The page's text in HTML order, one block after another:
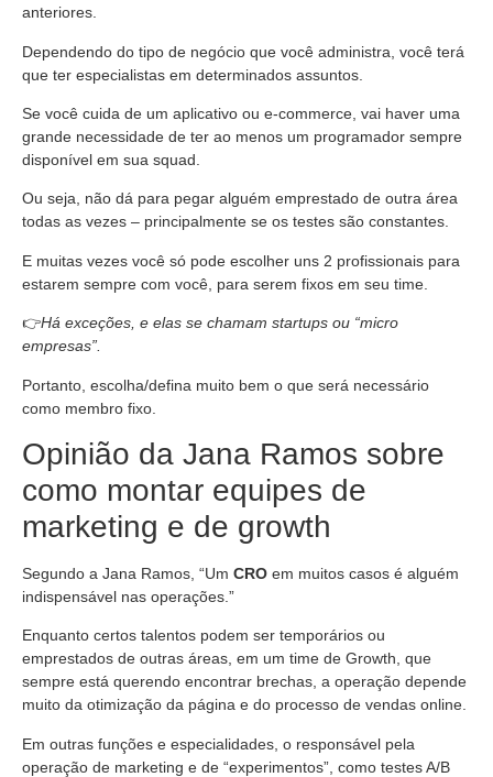
anteriores.
Dependendo do tipo de negócio que você administra, você terá
que ter especialistas em determinados assuntos.
Se você cuida de um aplicativo ou e-commerce, vai haver uma
grande necessidade de ter ao menos um programador sempre
disponível em sua squad.
Ou seja, não dá para pegar alguém emprestado de outra área
todas as vezes – principalmente se os testes são constantes.
E muitas vezes você só pode escolher uns 2 profissionais para
estarem sempre com você, para serem fixos em seu time.
👉Há exceções, e elas se chamam startups ou “micro
empresas”.
Portanto, escolha/defina muito bem o que será necessário
como membro fixo.
Opinião da Jana Ramos sobre
como montar equipes de
marketing e de growth
Segundo a Jana Ramos, “Um CRO em muitos casos é alguém
indispensável nas operações.”
Enquanto certos talentos podem ser temporários ou
emprestados de outras áreas, em um time de Growth, que
sempre está querendo encontrar brechas, a operação depende
muito da otimização da página e do processo de vendas online.
Em outras funções e especialidades, o responsável pela
operação de marketing e de “experimentos”, como testes A/B